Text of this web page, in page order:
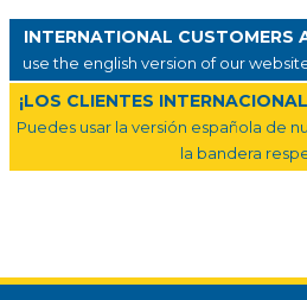
INTERNATIONAL CUSTOMERS
use the english version of our
¡LOS CLIENTES
Puedes usar la versión española de
la bandera